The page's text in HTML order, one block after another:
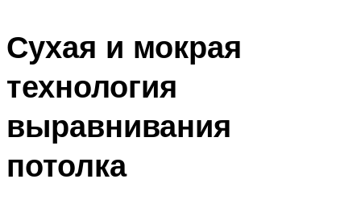
Сухая и мокрая
технология
выравнивания
потолка